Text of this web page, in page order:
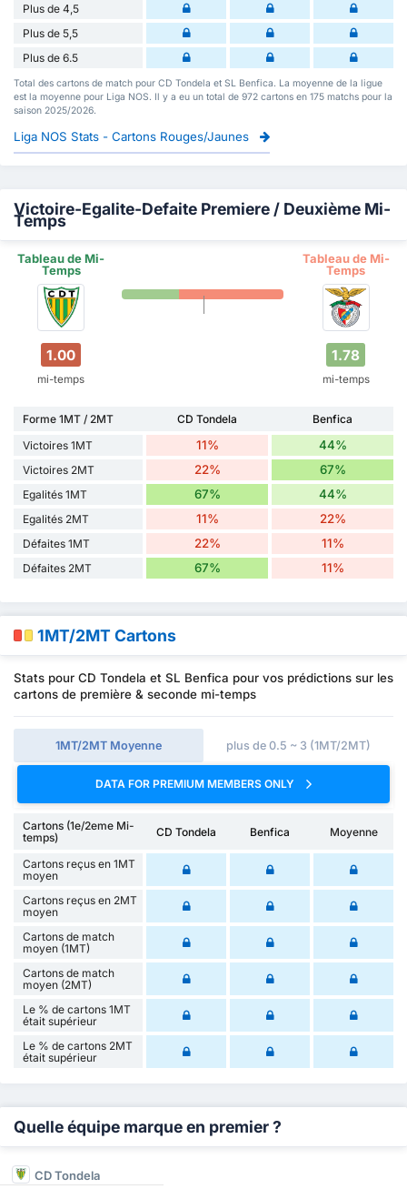
Plus de 4,5
Plus de 5,5
Plus de 6.5
Total des cartons de match pour CD Tondela et SL Benfica. La moyenne de la ligue
est la moyenne pour Liga NOS. Il y a eu un total de 972 cartons en 175 matchs pour la
saison 2025/2026.
Liga NOS Stats - Cartons Rouges/Jaunes
Victoire-Egalite-Defaite Premiere / Deuxième Mi-
Temps
Tableau de Mi-
Temps
Tableau de Mi-
Temps
1.00
mi-temps
1.78
mi-temps
Forme 1MT / 2MT CD Tondela
Benfica
Victoires 1MT
11% 44%
Victoires 2MT 22% 67%
Egalités 1MT 67% 44%
Egalités 2MT 11% 22%
Défaites 1MT 22% 11%
Défaites 2MT 67% 11%
1MT/2MT Cartons
Stats pour CD Tondela et SL Benfica pour vos prédictions sur les
cartons de première & seconde mi-temps
1MT/2MT Moyenne plus de 0.5 ~ 3 (1MT/2MT)
DATA FOR PREMIUM MEMBERS ONLY
Cartons (1e/2eme Mi-
temps)
CD Tondela Benfica Moyenne
Cartons reçus en 1MT
moyen
Cartons reçus en 2MT
moyen
Cartons de match
moyen (1MT)
Cartons de match
moyen (2MT)
Le % de cartons 1MT
était supérieur
Le % de cartons 2MT
était supérieur
Quelle équipe marque en premier ?
CD Tondela